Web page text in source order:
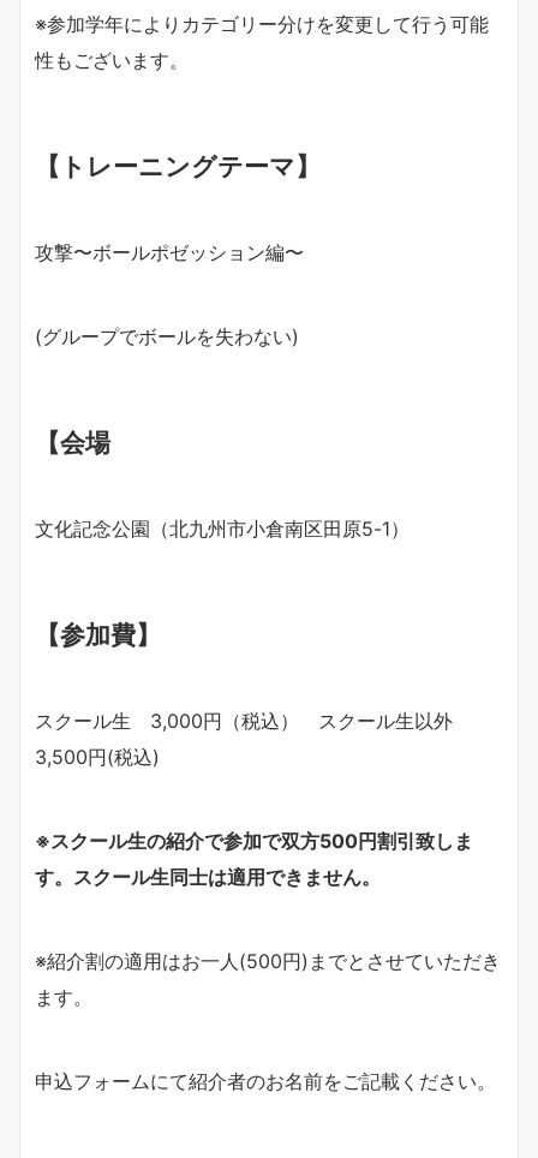
※参加学年によりカテゴリー分けを変更して行う可能
性もございます。
【トレーニングテーマ】
攻撃〜ボールポゼッション編〜
(グループでボールを失わない)
【会場
文化記念公園（北九州市小倉南区田原5-1）
【参加費】
スクール生 3,000円（税込） スクール生以外
3,500円(税込)
※スクール生の紹介で参加で双方500円割引致しま
す。スクール生同士は適用できません。
※紹介割の適用はお一人(500円)までとさせていただき
ます。
申込フォームにて紹介者のお名前をご記載ください。